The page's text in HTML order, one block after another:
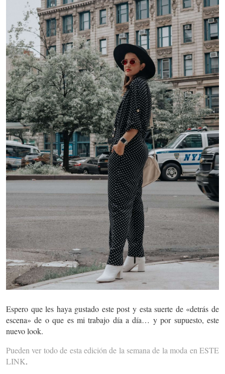
Espero que les haya gustado este post y esta suerte de «detrás de
escena» de o que es mi trabajo día a día… y por supuesto, este
nuevo look.
Pueden ver todo de esta edición de la semana de la moda en ESTE
LINK.